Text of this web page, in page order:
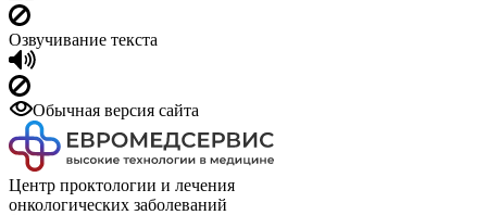
Озвучивание текста
Обычная версия сайта
Центр проктологии и лечения
онкологических заболеваний